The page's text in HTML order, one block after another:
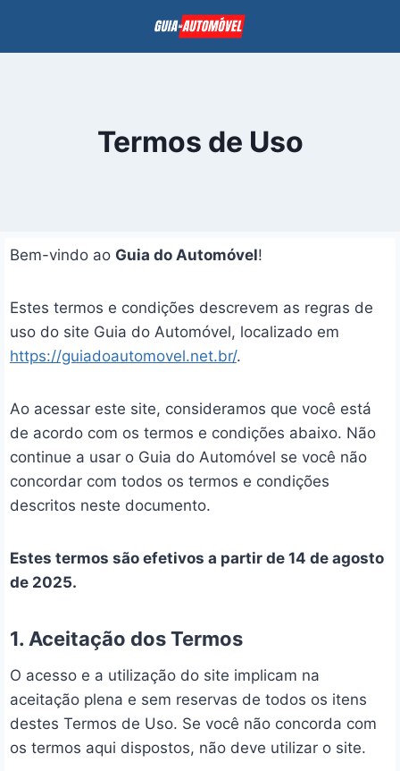
Termos de Uso
Bem-vindo ao Guia do Automóvel!
Estes termos e condições descrevem as regras de
uso do site Guia do Automóvel, localizado em
https://guiadoautomovel.net.br/.
Ao acessar este site, consideramos que você está
de acordo com os termos e condições abaixo. Não
continue a usar o Guia do Automóvel se você não
concordar com todos os termos e condições
descritos neste documento.
Estes termos são efetivos a partir de 14 de agosto
de 2025.
1. Aceitação dos Termos
O acesso e a utilização do site implicam na
aceitação plena e sem reservas de todos os itens
destes Termos de Uso. Se você não concorda com
os termos aqui dispostos, não deve utilizar o site.